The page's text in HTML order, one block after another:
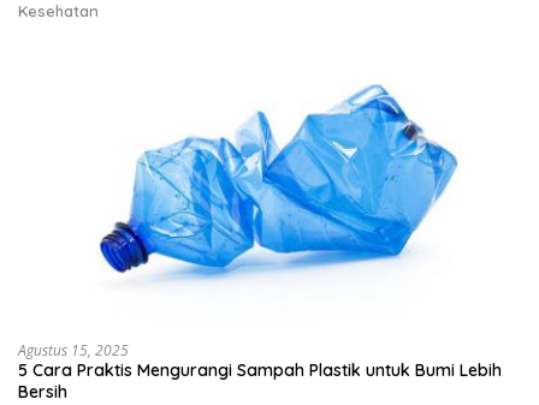
Kesehatan
Agustus 15, 2025
5 Cara Praktis Mengurangi Sampah Plastik untuk Bumi Lebih
Bersih